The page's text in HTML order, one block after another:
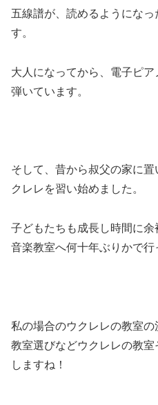
五線譜が、読めるようにな
す。
大人になってから、電子ピ
弾いています。
そして、昔から叔父の家に
クレレを習い始めました。
子どもたちも成長し時間に
音楽教室へ何十年ぶりかで行
私の場合のウクレレの教室
教室選びなどウクレレの教
しますね！